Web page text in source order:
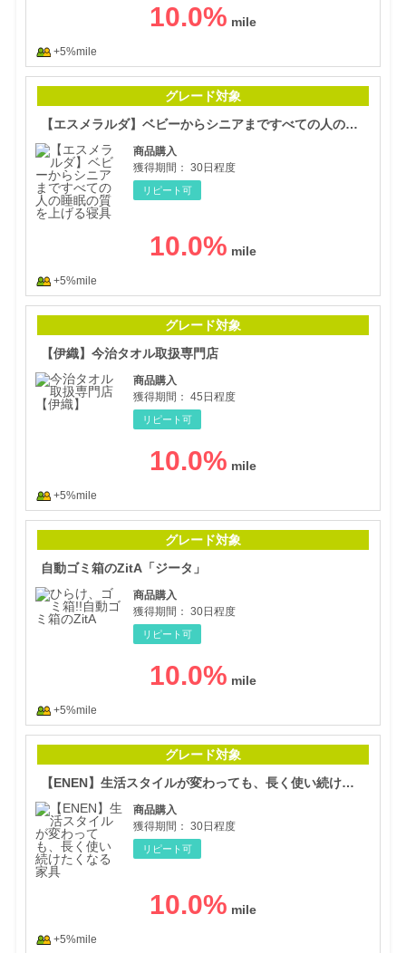
10.0%
+5%mile
グレード対象
【エスメラルダ】ベビーからシニアまですべての人の睡眠の質を上げる寝具
商品購入
獲得期間： 30日程度
リピート可
10.0%
+5%mile
グレード対象
【伊織】今治タオル取扱専門店
商品購入
獲得期間： 45日程度
リピート可
10.0%
+5%mile
グレード対象
自動ゴミ箱のZitA「ジータ」
商品購入
獲得期間： 30日程度
リピート可
10.0%
+5%mile
グレード対象
【ENEN】生活スタイルが変わっても、長く使い続けたくなる家具
商品購入
獲得期間： 30日程度
リピート可
10.0%
+5%mile